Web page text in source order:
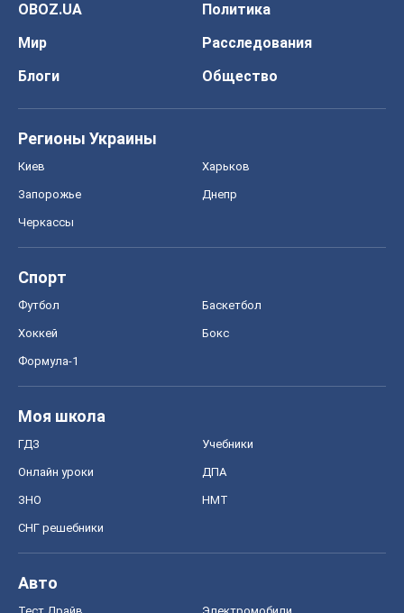
OBOZ.UA
Политика
Мир
Расследования
Блоги
Общество
Регионы Украины
Киев Харьков
Запорожье Днепр
Черкассы
Спорт
Футбол Баскетбол
Хоккей Бокс
Формула-1
Моя школа
ГДЗ Учебники
Онлайн уроки ДПА
ЗНО НМТ
СНГ решебники
Авто